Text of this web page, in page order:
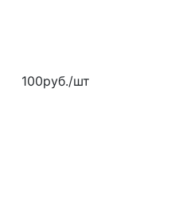
100руб./шт